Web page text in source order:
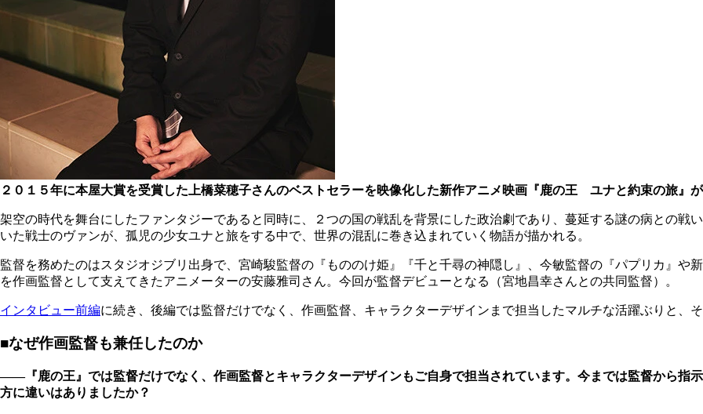
２０１５年に本屋大賞を受賞した上橋菜穂子さんのベストセラーを映像化した新作アニメ映画『鹿の王 ユナと約束の旅』
架空の時代を舞台にしたファンタジーであると同時に、２つの国の戦乱を背景にした政治劇であり、蔓延する謎の病との戦
いた戦士のヴァンが、孤児の少女ユナと旅をする中で、世界の混乱に巻き込まれていく物語が描かれる。
監督を務めたのはスタジオジブリ出身で、宮崎駿監督の『もののけ姫』『千と千尋の神隠し』、今敏監督の『パプリカ』や
を作画監督として支えてきたアニメーターの安藤雅司さん。今回が監督デビューとなる（宮地昌幸さんとの共同監督）。
インタビュー前編に続き、後編では監督だけでなく、作画監督、キャラクターデザインまで担当したマルチな活躍ぶりと、
■なぜ作画監督も兼任したのか
――『鹿の王』では監督だけでなく、作画監督とキャラクターデザインもご自身で担当されています。今までは監督から指
方に違いはありましたか？